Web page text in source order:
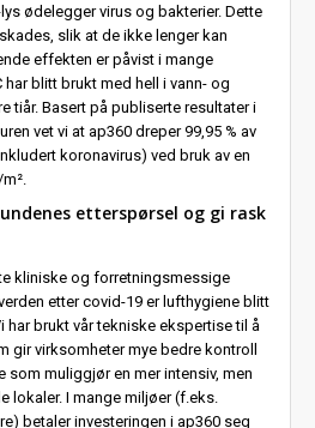
ødelegger virus og bakterier. Dette
slik at de ikke lenger kan
effekten er påvist i mange
blitt brukt med hell i vann- og
tiår. Basert på publiserte resultater i
vet vi at ap360 dreper 99,95 % av
koronavirus) ved bruk av en
etterspørsel og gi rask
kliniske og forretningsmessige
etter covid-19 er lufthygiene blitt
har brukt vår tekniske ekspertise til å
gir virksomheter mye bedre kontroll
som muliggjør en mer intensiv, men
lokaler. I mange miljøer (f.eks.
betaler investeringen i ap360 seg